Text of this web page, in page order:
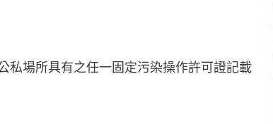
私場所具有之任一固定污染操作許可證記載